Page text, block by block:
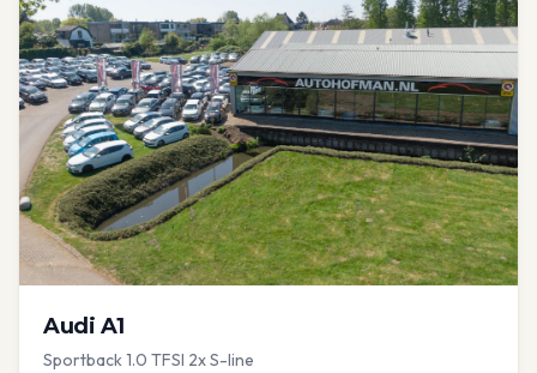
Audi A1
Sportback 1.0 TFSI 2x S-line